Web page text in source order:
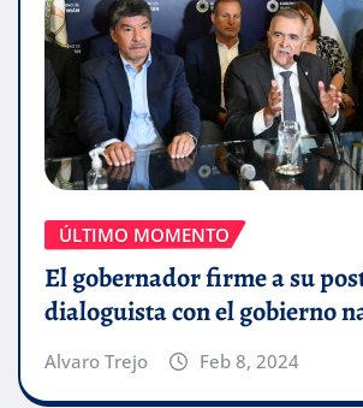
ÚLTIMO MOMENTO
El gobernador firme a su
dialoguista con el gobierno
Alvaro Trejo Feb 8, 2024